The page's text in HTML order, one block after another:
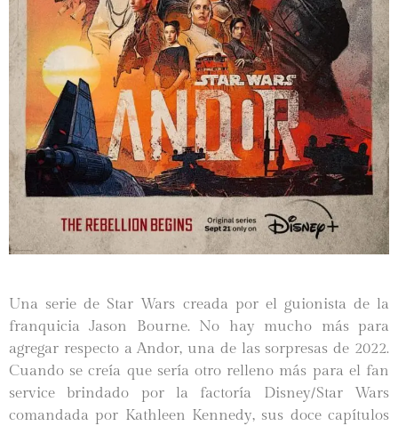
Una serie de Star Wars creada por el guionista de la
franquicia Jason Bourne. No hay mucho más para
agregar respecto a Andor, una de las sorpresas de 2022.
Cuando se creía que sería otro relleno más para el fan
service brindado por la factoría Disney/Star Wars
comandada por Kathleen Kennedy, sus doce capítulos